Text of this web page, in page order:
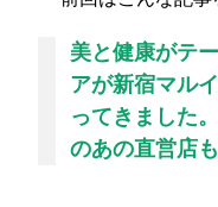
美と健康がテ
アが新宿マル
ってきました
のあの直営店